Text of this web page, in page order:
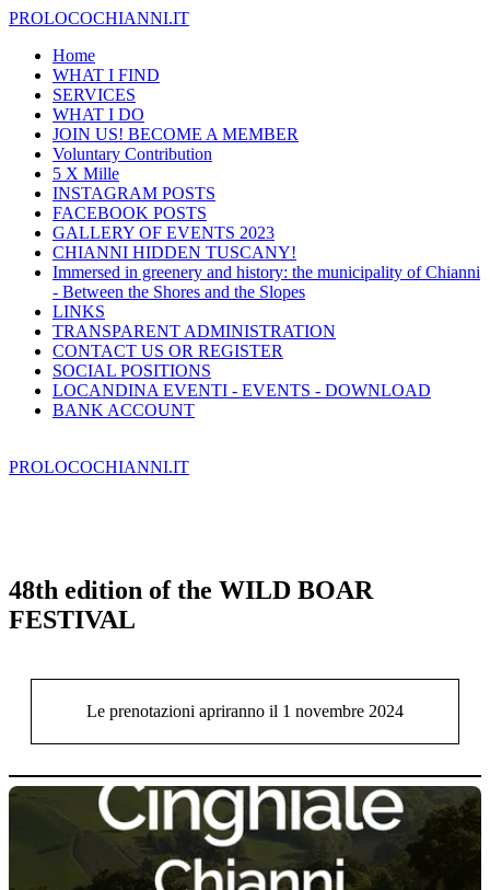
PROLOCOCHIANNI.IT
Home
WHAT I FIND
SERVICES
WHAT I DO
JOIN US! BECOME A MEMBER
Voluntary Contribution
5 X Mille
INSTAGRAM POSTS
FACEBOOK POSTS
GALLERY OF EVENTS 2023
CHIANNI HIDDEN TUSCANY!
Immersed in greenery and history: the municipality of Chianni
- Between the Shores and the Slopes
LINKS
TRANSPARENT ADMINISTRATION
CONTACT US OR REGISTER
SOCIAL POSITIONS
LOCANDINA EVENTI - EVENTS - DOWNLOAD
BANK ACCOUNT
PROLOCOCHIANNI.IT
48th edition of the WILD BOAR
FESTIVAL
Le prenotazioni apriranno il 1 novembre 2024